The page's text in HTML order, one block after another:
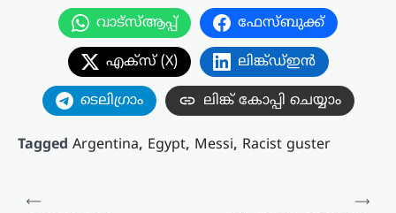
വാട്സ്ആപ്പ് ഫേസ്ബുക്ക്
എക്സ് (X) ലിങ്ക്ഡ്ഇൻ
ടെലിഗ്രാം ലിങ്ക് കോപ്പി ചെയ്യാം
Tagged Argentina, Egypt, Messi, Racist guster
പോസ്റ്റുകളിലൂടെ
⟵
⟶